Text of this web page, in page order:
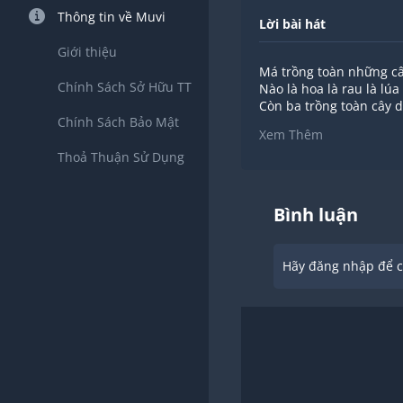
Thông tin về Muvi
Giới thiệu
Chính Sách Sở Hữu TT
Chính Sách Bảo Mật
Thoả Thuận Sử Dụng
Lời bài hát
Má trồng toàn những
Nào là hoa là rau là lúa
Còn ba trồng toàn cây
Cái gai bưởi đụng nhầm
Cây ba trồng sống lâu
Mưa chẳng dập gió lay
Cành gan góc đâm
Bưởi sầu riêng dừa
Xem Thêm
Bình luận
Hãy đăng nhập để